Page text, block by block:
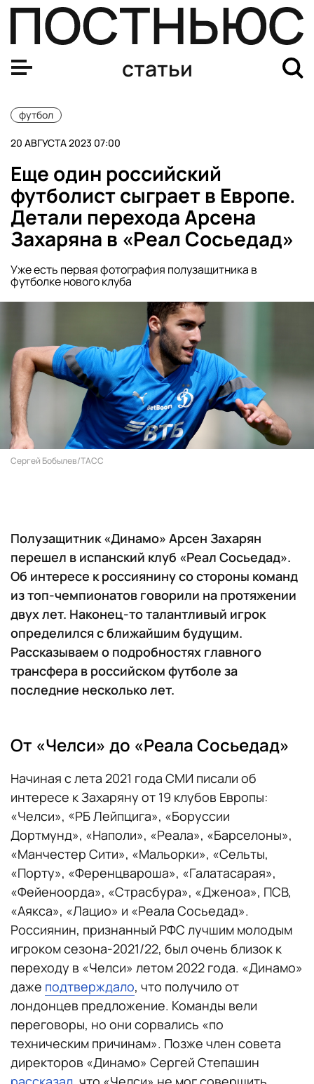
статьи
футбол
20 АВГУСТА 2023 07:00
Еще один российский
футболист сыграет в Европе.
Детали перехода Арсена
Захаряна в «Реал Сосьедад»
Уже есть первая фотография полузащитника в
футболке нового клуба
Сергей Бобылев/ТАСС
Полузащитник «Динамо» Арсен Захарян
перешел в испанский клуб «Реал Сосьедад».
Об интересе к россиянину со стороны команд
из топ-чемпионатов говорили на протяжении
двух лет. Наконец-то талантливый игрок
определился с ближайшим будущим.
Рассказываем о подробностях главного
трансфера в российском футболе за
последние несколько лет.
От «Челси» до «Реала Сосьедад»
Начиная с лета 2021 года СМИ писали об
интересе к Захаряну от 19 клубов Европы:
«Челси», «РБ Лейпцига», «Боруссии
Дортмунд», «Наполи», «Реала», «Барселоны»,
«Манчестер Сити», «Мальорки», «Сельты,
«Порту», «Ференцвароша», «Галатасарая»,
«Фейеноорда», «Страсбура», «Дженоа», ПСВ,
«Аякса», «Лацио» и «Реала Сосьедад».
Россиянин, признанный РФС лучшим молодым
игроком сезона-2021/22, был очень близок к
переходу в «Челси» летом 2022 года. «Динамо»
даже подтверждало, что получило от
лондонцев предложение. Команды вели
переговоры, но они сорвались «по
техническим причинам». Позже член совета
директоров «Динамо» Сергей Степашин
Неймар, Роналду и Месси. Как живут покинувшие